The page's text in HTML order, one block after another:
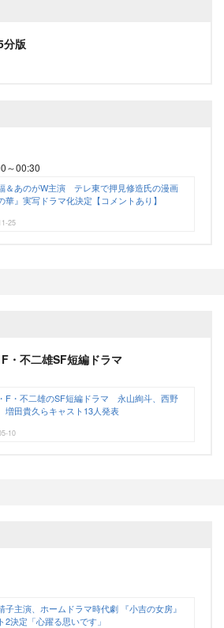
分版
～00:30
＆あのがW主演 テレ東で押見修造氏の漫画
華』実写ドラマ化決定【コメントあり】
25
F・不二雄SF短編ドラマ
F・不二雄のSF短編ドラマ 永山絢斗、西野
増田貴久らキャスト13人発表
10
子主演、ホームドラマ時代劇 『小吉の女房』
2決定「心躍る思いです」